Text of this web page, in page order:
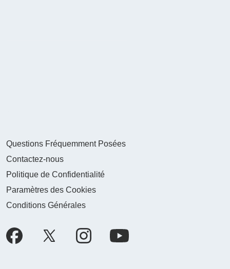
Questions Fréquemment Posées
Contactez-nous
Politique de Confidentialité
Paramètres des Cookies
Conditions Générales